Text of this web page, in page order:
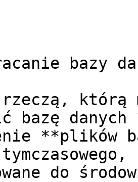
bazy
rzeczą, którą
bazę
**plików
do